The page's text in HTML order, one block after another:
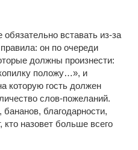
обязательно вставать из-за
он по очереди
должны произнести:
положу…», и
которую гость должен
слов-пожеланий.
благодарности,
назовет больше всего